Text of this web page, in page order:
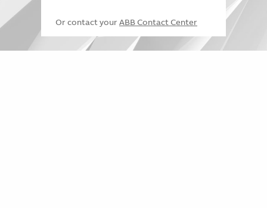
Or contact your ABB Contact Center